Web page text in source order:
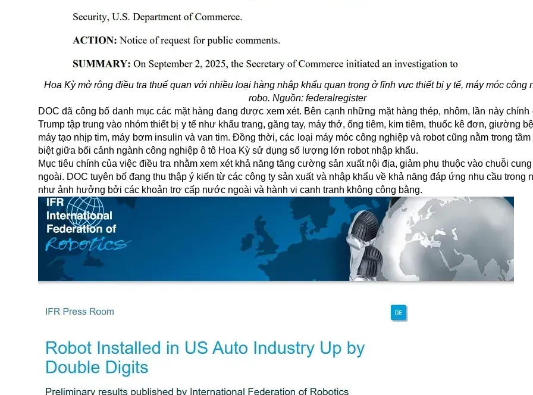
Hoa Kỳ mở rộng điều tra thuế quan với nhiều loại hàng nhập khẩu quan trọng ở lĩnh vực thiết bị y tế, máy móc công
robo. Nguồn: federalregister
DOC đã công bố danh mục các mặt hàng đang được xem xét. Bên cạnh những mặt hàng thép, nhôm, lần này chính
Trump tập trung vào nhóm thiết bị y tế như khẩu trang, găng tay, máy thở, ống tiêm, kim tiêm, thuốc kê đơn, giường
máy tạo nhịp tim, máy bơm insulin và van tim. Đồng thời, các loại máy móc công nghiệp và robot cũng nằm trong tầm
biệt giữa bối cảnh ngành công nghiệp ô tô Hoa Kỳ sử dụng số lượng lớn robot nhập khẩu.
Mục tiêu chính của việc điều tra nhằm xem xét khả năng tăng cường sản xuất nội địa, giảm phụ thuộc vào chuỗi
ngoài. DOC tuyên bố đang thu thập ý kiến từ các công ty sản xuất và nhập khẩu về khả năng đáp ứng nhu cầu trong
như ảnh hưởng bởi các khoản trợ cấp nước ngoài và hành vi cạnh tranh không công bằng.